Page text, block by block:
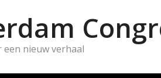
een nieuw verhaal